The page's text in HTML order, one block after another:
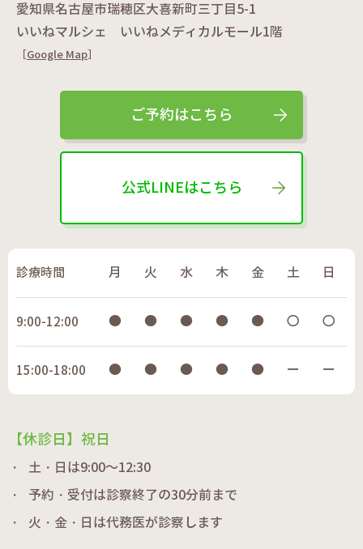
愛知県名古屋市瑞穂区大喜新町三丁目5-1
いいねマルシェ いいねメディカルモール1階
［Google Map］
ご予約はこちら
公式LINEはこちら
診療時間 月 火 水 木 金 土 日
9:00-12:00 ● ● ● ● ● 〇 〇
15:00-18:00 ● ● ● ● ● ー ー
【休診日】祝日
土・日は9:00～12:30
予約・受付は診察終了の30分前まで
火・金・日は代務医が診察します